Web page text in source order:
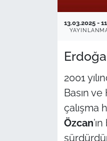
13.03.2025 -
2001
Basın
çalışma
Özcan
ÇANAKKALE